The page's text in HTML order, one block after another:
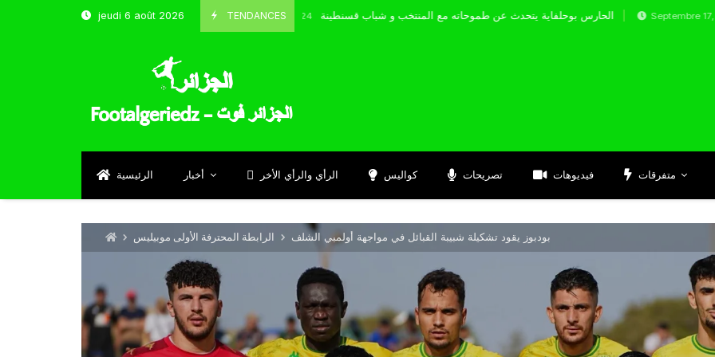
jeudi 6 août 2026 TENDANCES
Octobre 8, 2024 الحارس بوحلفاية يتحدث عن طموحاته مع المنتخب و شباب قسنطينة Septembre 17, 2024
الرئيسية أخبار الرأي والرأي الأخر كواليس تصريحات فيديوهات متفرقات
الرابطة المحترفة الأولى موبيليس بودبوز يقود تشكيلة شبيبة القبائل في مواجهة أولمبي الشلف